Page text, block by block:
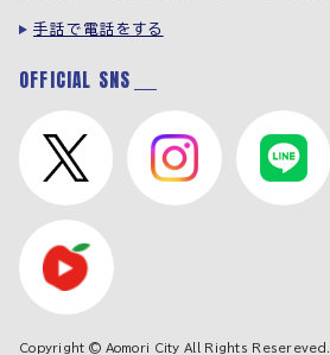
手話で電話をする
OFFICIAL SNS
Copyright © Aomori City All Rights Resereved.